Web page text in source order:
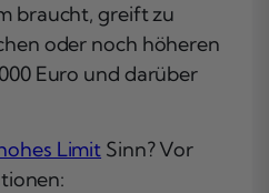
braucht, greift zu
oder noch höheren
Euro und darüber
Limit Sinn? Vor